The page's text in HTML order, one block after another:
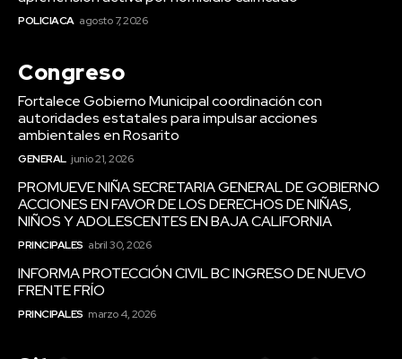
POLICIACA agosto 7, 2026
Congreso
Fortalece Gobierno Municipal coordinación con
autoridades estatales para impulsar acciones
ambientales en Rosarito
GENERAL junio 21, 2026
PROMUEVE NIÑA SECRETARIA GENERAL DE GOBIERNO
ACCIONES EN FAVOR DE LOS DERECHOS DE NIÑAS,
NIÑOS Y ADOLESCENTES EN BAJA CALIFORNIA
PRINCIPALES abril 30, 2026
INFORMA PROTECCIÓN CIVIL BC INGRESO DE NUEVO
FRENTE FRÍO
PRINCIPALES marzo 4, 2026